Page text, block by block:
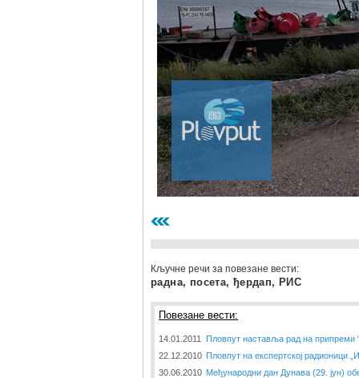
Кључне речи за повезане вести:
радна, посета, ђердап, РИС
Повезане вести:
14.01.2011
Пловпут наставља рад на припреми
22.12.2010 Пловпут на експертској радионици
30.06.2010 Међународни дан Дунава (29. јун)